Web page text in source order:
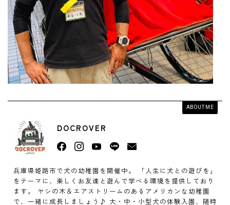
ABOUT ME
DOCROVER
兵庫県姫路市で犬の幼稚園を開催中。 「人生に犬との遊びを」
をテーマに、楽しくお友達と遊んで学べる環境を提供しており
ます。 ヤシの木＆エアストリームのあるアメリカンな幼稚園
で、一緒に成長しましょう♪ 大・中・小型犬の体験入園、随時